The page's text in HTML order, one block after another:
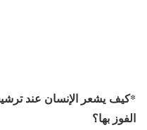
*كيف يشعر الإنسان عند
الفوز بها؟